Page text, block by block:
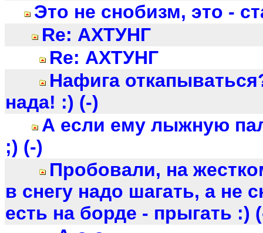
Это не снобизм, это -
Re: АХТУНГ
Re: АХТУНГ
Нафига
нада! :) (-)
А если ему лыжную
;) (-)
Пробовали, на
в снегу надо шагать, а не
есть на борде - прыгать :)